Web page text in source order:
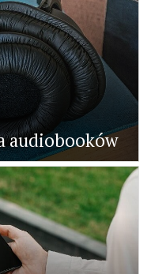
audiobooków